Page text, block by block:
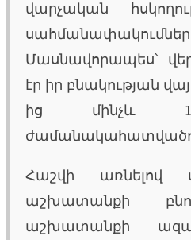
վարչական
Մասնավորապես՝
էր իր բնակության
ից մինչև
Հաշվի առնելով
աշխատանքի
աշխատանքի